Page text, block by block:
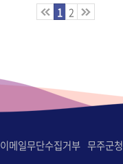
1 2
이메일무단수집거부 무주군청